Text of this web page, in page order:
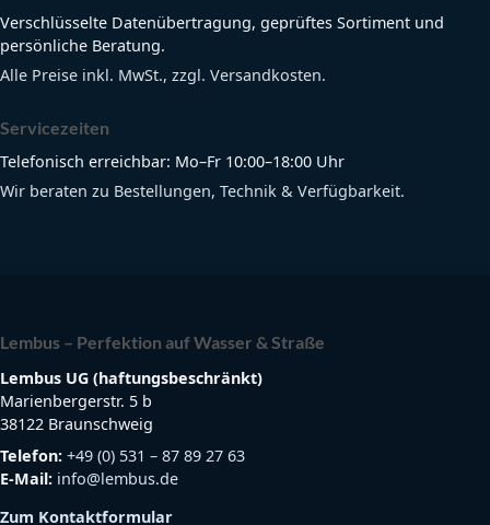
Verschlüsselte Datenübertragung, geprüftes Sortiment und
persönliche Beratung.
Alle Preise inkl. MwSt., zzgl. Versandkosten.
Servicezeiten
Telefonisch erreichbar: Mo–Fr 10:00–18:00 Uhr
Wir beraten zu Bestellungen, Technik & Verfügbarkeit.
Lembus – Perfektion auf Wasser & Straße
Lembus UG (haftungsbeschränkt)
Marienbergerstr. 5 b
38122 Braunschweig
Telefon: +49 (0) 531 – 87 89 27 63
E-Mail: info@lembus.de
Zum Kontaktformular